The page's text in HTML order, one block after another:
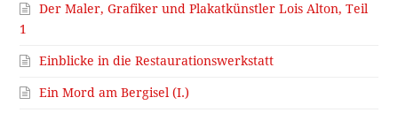
Der Maler, Grafiker und Plakatkünstler Lois Alton, Teil
1
Einblicke in die Restaurationswerkstatt
Ein Mord am Bergisel (I.)